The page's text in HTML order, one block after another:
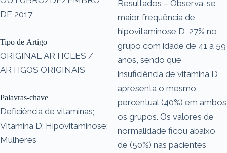
DE 2017
Tipo de Artigo
ORIGINAL ARTICLES /
ARTIGOS ORIGINAIS
Palavras-chave
Deficiência de vitaminas;
Vitamina D; Hipovitaminose;
Mulheres
Resultados – Observa-se
maior frequência de
hipovitaminose D, 27% no
grupo com idade de 41 a 59
anos, sendo que
insuficiência de vitamina D
apresenta o mesmo
percentual (40%) em ambos
os grupos. Os valores de
normalidade ficou abaixo
de (50%) nas pacientes